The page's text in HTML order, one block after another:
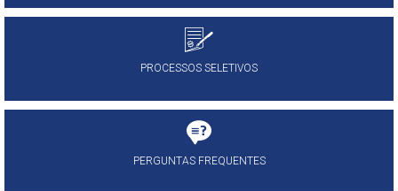
PROCESSOS SELETIVOS
PERGUNTAS FREQUENTES